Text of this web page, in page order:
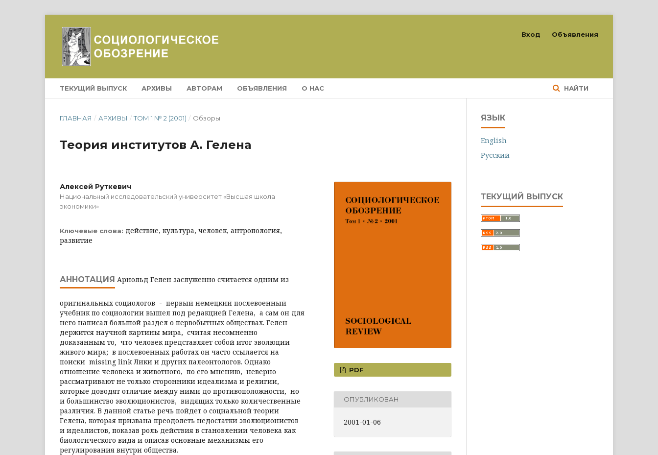
ТЕКУЩИЙ ВЫПУСК АРХИВЫ АВТОРАМ ОБЪЯВЛЕНИЯ О НАС НАЙТИ
Вход Объявления
ГЛАВНАЯ / АРХИВЫ / ТОМ 1 № 2 (2001) / Обзоры
Теория институтов А. Гелена
Алексей Руткевич
Национальный исследовательский университет «Высшая школа
экономики»
Ключевые слова: действие, культура, человек, антропология,
развитие
АННОТАЦИЯ Арнольд Гелен заслуженно считается одним из
оригинальных социологов - первый немецкий послевоенный
учебник по социологии вышел под редакцией Гелена, а сам он для
него написал большой раздел о первобытных обществах. Гелен
держится научной картины мира, считая несомненно
доказанным то, что человек представляет собой итог эволюции
живого мира; в послевоенных работах он часто ссылается на
поиски missing link Лики и других палеонтологов. Однако
отношение человека и животного, по его мнению, неверно
рассматривают не только сторонники идеализма и религии,
которые доводят отличие между ними до противоположности, но
и большинство эволюционистов, видящих только количественные
различия. В данной статье речь пойдет о социальной теории
Гелена, которая призвана преодолеть недостатки эволюционистов
и идеалистов, показав роль действия в становлении человека как
биологического вида и описав основные механизмы его
регулирования внутри общества.
PDF
ОПУБЛИКОВАН
2001-01-06
ЯЗЫК
English
Русский
ТЕКУЩИЙ ВЫПУСК